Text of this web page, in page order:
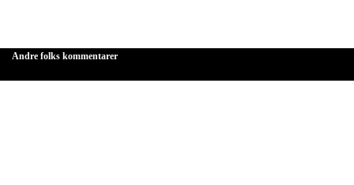
Andre folks kommentarer